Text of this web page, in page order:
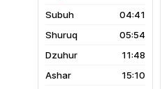
04:41
05:54
11:48
15:10